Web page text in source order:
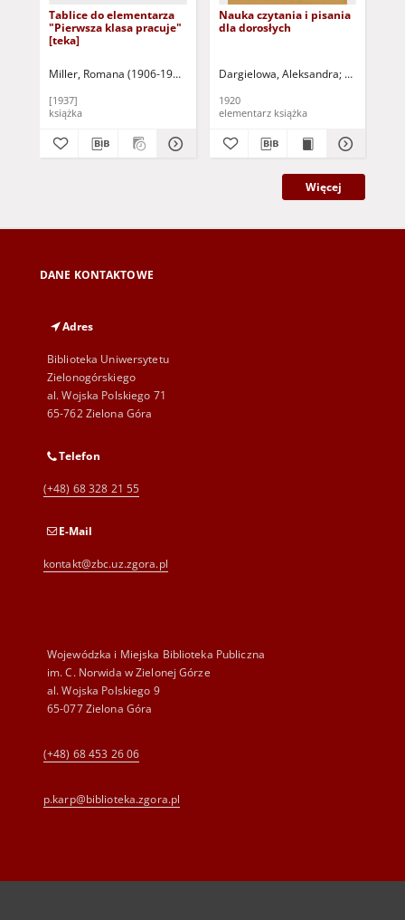
Tablice do elementarza
"Pierwsza klasa pracuje"
[teka]
Miller, Romana (1906-1983) Rostkowska, Maria
[1937]
książka
Nauka czytania i pisania
dla dorosłych
Dargielowa, Aleksandra
1920
elementarz książka
Więcej
DANE KONTAKTOWE
Adres
Biblioteka Uniwersytetu
Zielonogórskiego
al. Wojska Polskiego 71
65-762 Zielona Góra
Telefon
(+48) 68 328 21 55
E-Mail
kontakt@zbc.uz.zgora.pl
Wojewódzka i Miejska Biblioteka Publiczna
im. C. Norwida w Zielonej Górze
al. Wojska Polskiego 9
65-077 Zielona Góra
(+48) 68 453 26 06
p.karp@biblioteka.zgora.pl